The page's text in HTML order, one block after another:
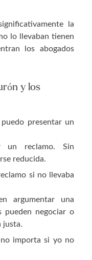
la
lo llevaban tienen
los abogados
y los
presentar un
un reclamo. Sin
reducida.
si no llevaba
argumentar una
pueden negociar o
justa.
importa si yo no